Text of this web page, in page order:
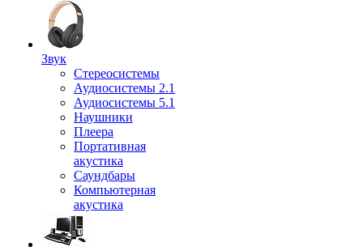
Звук
Стереосистемы
Аудиосистемы 2.1
Аудиосистемы 5.1
Наушники
Плеера
Портативная
акустика
Саундбары
Компьютерная
акустика